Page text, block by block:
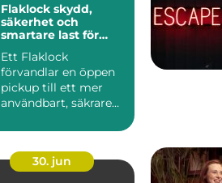
Flaklock skydd,
säkerhet och
smartare last för
Ett Flaklock
förvandlar en öppen
pickup till ett mer
användbart, säkrare
lastutrymme. Gen...
30. jun